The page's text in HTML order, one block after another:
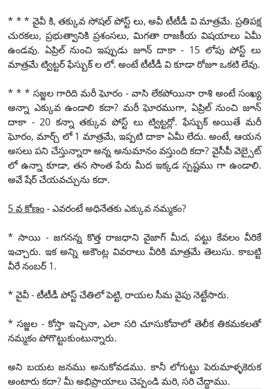
* * * వైవీ కి, తక్కువ సోషల్ పోస్ట్ లు, అవీ టీటీడీ వి మాత్రమే. ప్రతిపక్ష
చురకలు, ప్రభుత్వానికి ప్రశంసలు, మిగతా రాజకీయ విషయాలు ఏమీ
ఉండవు. ఏప్రిల్ నుంచి ఇప్పుడు జూన్ దాకా - 15 లోపు పోస్ట్ లు
మాత్రమే ట్విట్టర్ ఫేస్బుక్ ల లో. అంటే టీటీడీ వి కూడా రోజూ ఒకటి లేవు.
* * * సజ్జల గారిది మరీ ఘోరం - వాసి లేకపోయినా రాశి అంటే సంఖ్య
అన్నా ఎక్కువ ఉండాలి కదా? మరీ ఘోరముగా, ఏప్రిల్ నుంచి జూన్
దాకా - 20 కన్నా తక్కువ పోస్ట్ లు ట్విట్టర్లో. ఫేస్బుక్ అయితే మరీ
ఘోరం, మార్చ్ లో 1 మాత్రమే, ఇప్పటి దాకా ఏమీ లేదు. అంటే, ఆయన
అసలు పని చేస్తున్నారా అన్న అనుమానం వస్తుంది కదా? వైసీపీ వెబ్సైట్
లో ఉన్నా కూడా, తన సొంత పేరు మీద ఇక్కడ స్పష్టము గా ఉండాలి.
అవే షేర్ చేయవచ్చును కదా.
5 వ కోణం- ఎవరంటే అధినేతకు ఎక్కువ నమ్మకం?
* సాయి - జగనన్న కొత్త రాజధాని వైజాగ్ మీద, పట్టు కేవలం వీరికే
ఇచ్చారు. ఇక అన్ని అకౌంట్ల వివరాలు వీరికి మాత్రమే తెలుసు. కాబట్టి
వీరే నంబర్ 1.
* వైవీ - టీటీడీ పోస్ట్ చేతిలో పెట్టి, రాయల సీమ వైపు నెట్టేసారు.
* సజ్జల - కోస్తా ఇచ్చినా, ఎలా సరి చూసుకోవాలో తెలీక తికమకలతో
నమ్మకం పోగొట్టుకుంటున్నారు.
అని బయట జనము అనుకోవడము. కానీ లోగుట్టు పెరుమాళ్ళకెరుక
అంటారు కదా? మీ అభిప్రాయాలు చెప్పండి మరి, సరి చేద్దాము.